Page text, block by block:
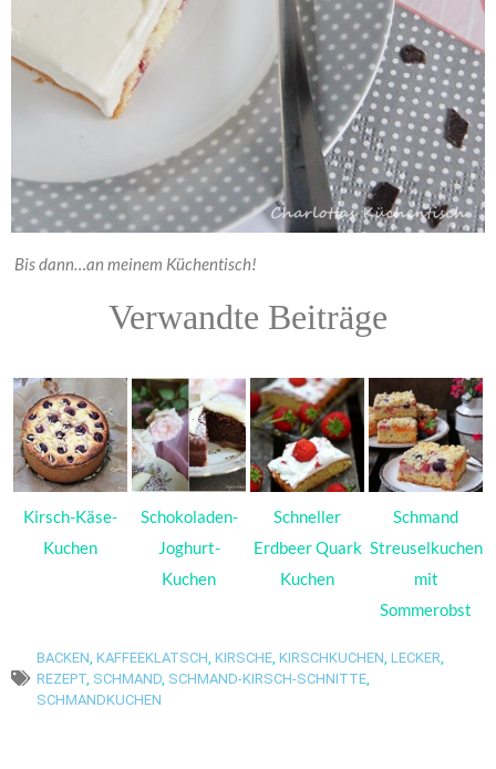
Bis dann…an meinem Küchentisch!
Verwandte Beiträge
Kirsch-Käse-
Kuchen
Schokoladen-
Joghurt-
Kuchen
Schneller
Erdbeer Quark
Kuchen
Schmand
Streuselkuchen
mit
Sommerobst
BACKEN KAFFEEKLATSCH KIRSCHE KIRSCHKUCHEN LECKER
REZEPT SCHMAND SCHMAND-KIRSCH-SCHNITTE
SCHMANDKUCHEN